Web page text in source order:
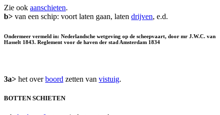
Zie ook aanschieten.
b> van een schip: voort laten gaan, laten drijven, e.d.
Ondermeer vermeld in: Nederlandsche wetgeving op de scheepvaart, door mr J.W.C. van
Hasselt 1843. Reglement voor de haven der stad Amsterdam 1834
3a> het overboord zetten van vistuig.
BOTTEN SCHIETEN